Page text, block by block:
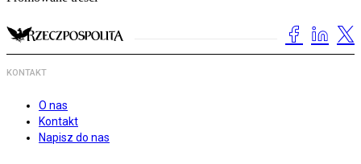
KONTAKT
O nas
Kontakt
Napisz do nas